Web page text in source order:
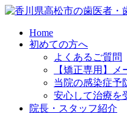
Home
初めての方へ
よくあるご質問
【矯正専用】メ
当院の感染症予
安心して治療を
院長・スタッフ紹介